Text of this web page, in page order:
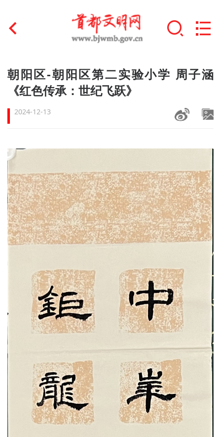
首页
文明创建
文明实践
未成年人思想道德建设
榜样人物
+
身边好人
文明评论
宣传思想文化人才
资料库
朝阳区-朝阳区第二实验小学 周子涵
《红色传承：世纪飞跃》
2024-12-13